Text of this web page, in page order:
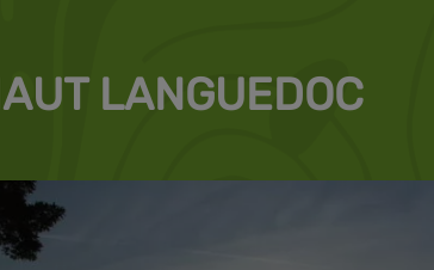
LANGUEDOC